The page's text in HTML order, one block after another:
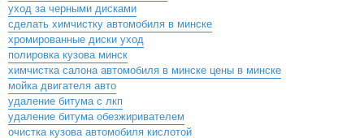
уход за черными дисками
сделать химчистку автомобиля в минске
хромированные диски уход
полировка кузова минск
химчистка салона автомобиля в минске цены в минске
мойка двигателя авто
удаление битума с лкп
удаление битума обезжиривателем
очистка кузова автомобиля кислотой